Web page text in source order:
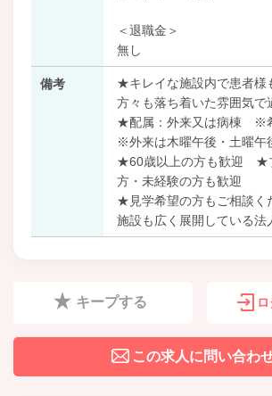
＜退職金＞
無し
備考
★キレイな施設内で患者様
方々も落ち着いた雰囲気で
★配属：外来又は病棟 ※
※外来は木曜午後・土曜午
★60歳以上の方も歓迎 ★
方・未経験の方も歓迎
★見学希望の方もご相談
施設も広く展開している法
キープする
この求人に問い合わ